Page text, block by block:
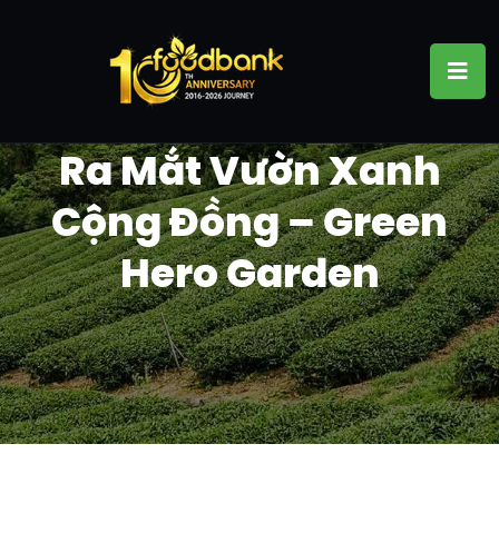
Ra Mắt Vườn Xanh
Cộng Đồng – Green
Hero Garden